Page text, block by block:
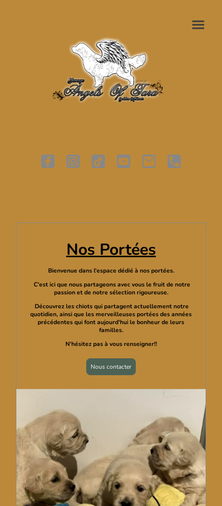
Nos Portées
Bienvenue dans l'espace dédié à nos portées.
C'est ici que nous partageons avec vous le fruit de notre
passion et de notre sélection rigoureuse.
Découvrez les chiots qui partagent actuellement notre
quotidien, ainsi que les merveilleuses portées des années
précédentes qui font aujourd'hui le bonheur de leurs
familles.
N'hésitez pas à vous renseigner!!
Nous contacter